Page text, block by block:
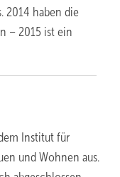
2014 haben die
– 2015 ist ein
Institut für
und Wohnen aus.